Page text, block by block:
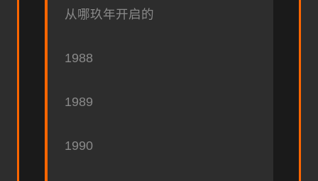
从哪玖年开启的
1988
1989
1990